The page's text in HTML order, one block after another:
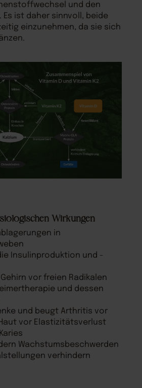
und den
Es ist daher sinnvoll, beide
einzunehmen, da sie sich
Wirkungen
in
Insulinproduktion und -
vor freien Radikalen
und dessen
und beugt Arthritis vor
vor Elastizitätsverlust
Wachstumsbeschwerden
verhindern